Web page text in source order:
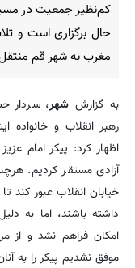
کم‌نظیر جمعیت در
حال برگزاری است و
مغرب به شهر قم
به گزارش شهر، سردار
رهبر انقلاب و
اظهار کرد: پیکر امام
آزادی مستقر کردیم.
خیابان انقلاب عبور کند
داشته باشند، اما به
امکان فراهم نشد و از
موفق نشدیم پیکر را به